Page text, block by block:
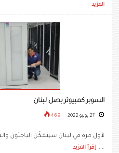
المزيد
السوبر كمبيوتر يصل لبنان
469
لأول مرة في لبنان سيتمكّن الباحثون
..... إقرأ المزيد